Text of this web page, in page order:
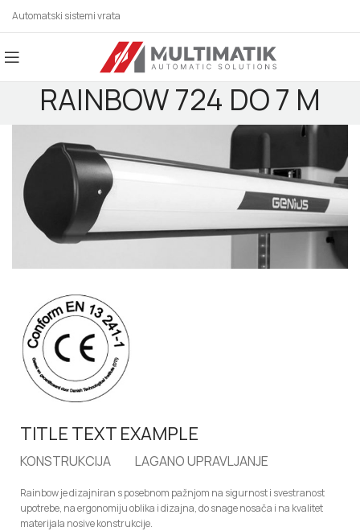
Automatski sistemi vrata
RAINBOW 724 DO 7 M
TITLE TEXT EXAMPLE
KONSTRUKCIJA LAGANO UPRAVLJANJE
Rainbow je dizajniran s posebnom pažnjom na sigurnost i svestranost
upotrebe, na ergonomijuoblika i dizajna, do snage nosača i na kvalitet
materijala nosive konstrukcije.